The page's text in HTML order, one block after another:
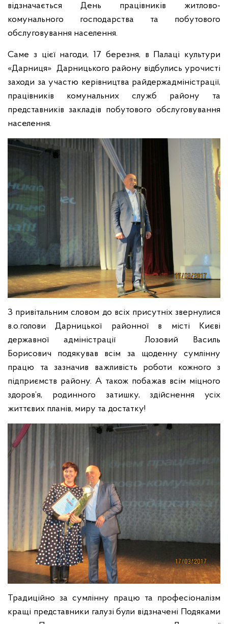
відзначається День працівників житлово-
комунального господарства та побутового
обслуговування населення.
Саме з цієї нагоди, 17 березня, в
Палаці культури
«Дарниця» Дарницького району відбулись урочисті
заходи за участю керівництва райдержадміністрації,
працівників комунальних служб району та
представників закладів побутового обслуговування
населення.
З привітальним словом до всіх присутніх звернулися
в.о.голови Дарницької районної в місті Києві
державної адміністрації Лозовий Василь
Борисович подякував всім за щоденну сумлінну
працю та зазначив важливість роботи кожного з
підприємств району. А також побажав всім міцного
здоров’я, родинного затишку, здійснення усіх
життєвих планів, миру та достатку!
Традиційно за сумлінну працю та професіоналізм
кращі представники галузі були відзначені Подяками